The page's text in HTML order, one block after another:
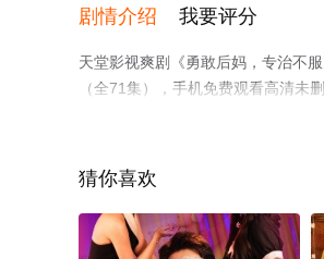
剧情介绍 我要评分
天堂影视爽剧《勇敢后妈，专治不
（全71集），手机免费观看高清未
猜你喜欢